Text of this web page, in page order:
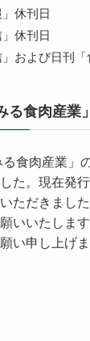
休刊日
休刊日
および日刊
る食肉産業
食肉産業」
た。現在発
ただきました
いいたしま
い申し上げま